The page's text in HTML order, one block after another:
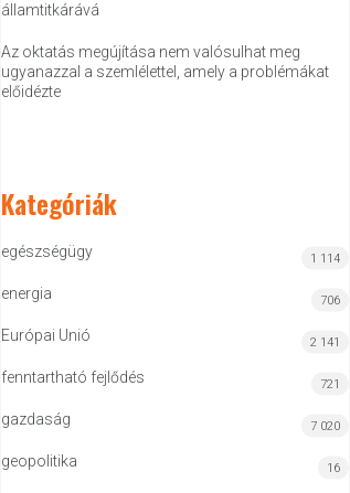
államtitkárává
Az oktatás megújítása nem valósulhat meg
ugyanazzal a szemlélettel, amely a problémákat
előidézte
Kategóriák
egészségügy 1 114
energia 706
Európai Unió 2 141
fenntartható fejlődés 721
gazdaság 7 020
geopolitika 16